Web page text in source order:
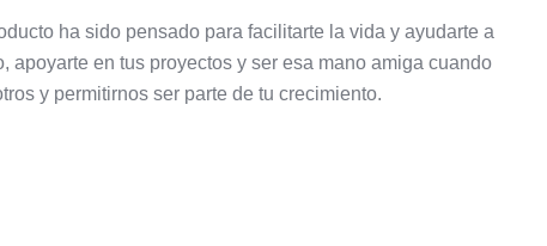
ha sido pensado para facilitarte la vida y ayudarte a
apoyarte en tus proyectos y ser esa mano amiga cuando
y permitirnos ser parte de tu crecimiento.